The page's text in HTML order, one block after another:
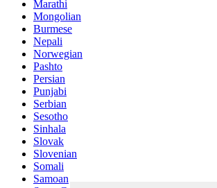
Marathi
Mongolian
Burmese
Nepali
Norwegian
Pashto
Persian
Punjabi
Serbian
Sesotho
Sinhala
Slovak
Slovenian
Somali
Samoan